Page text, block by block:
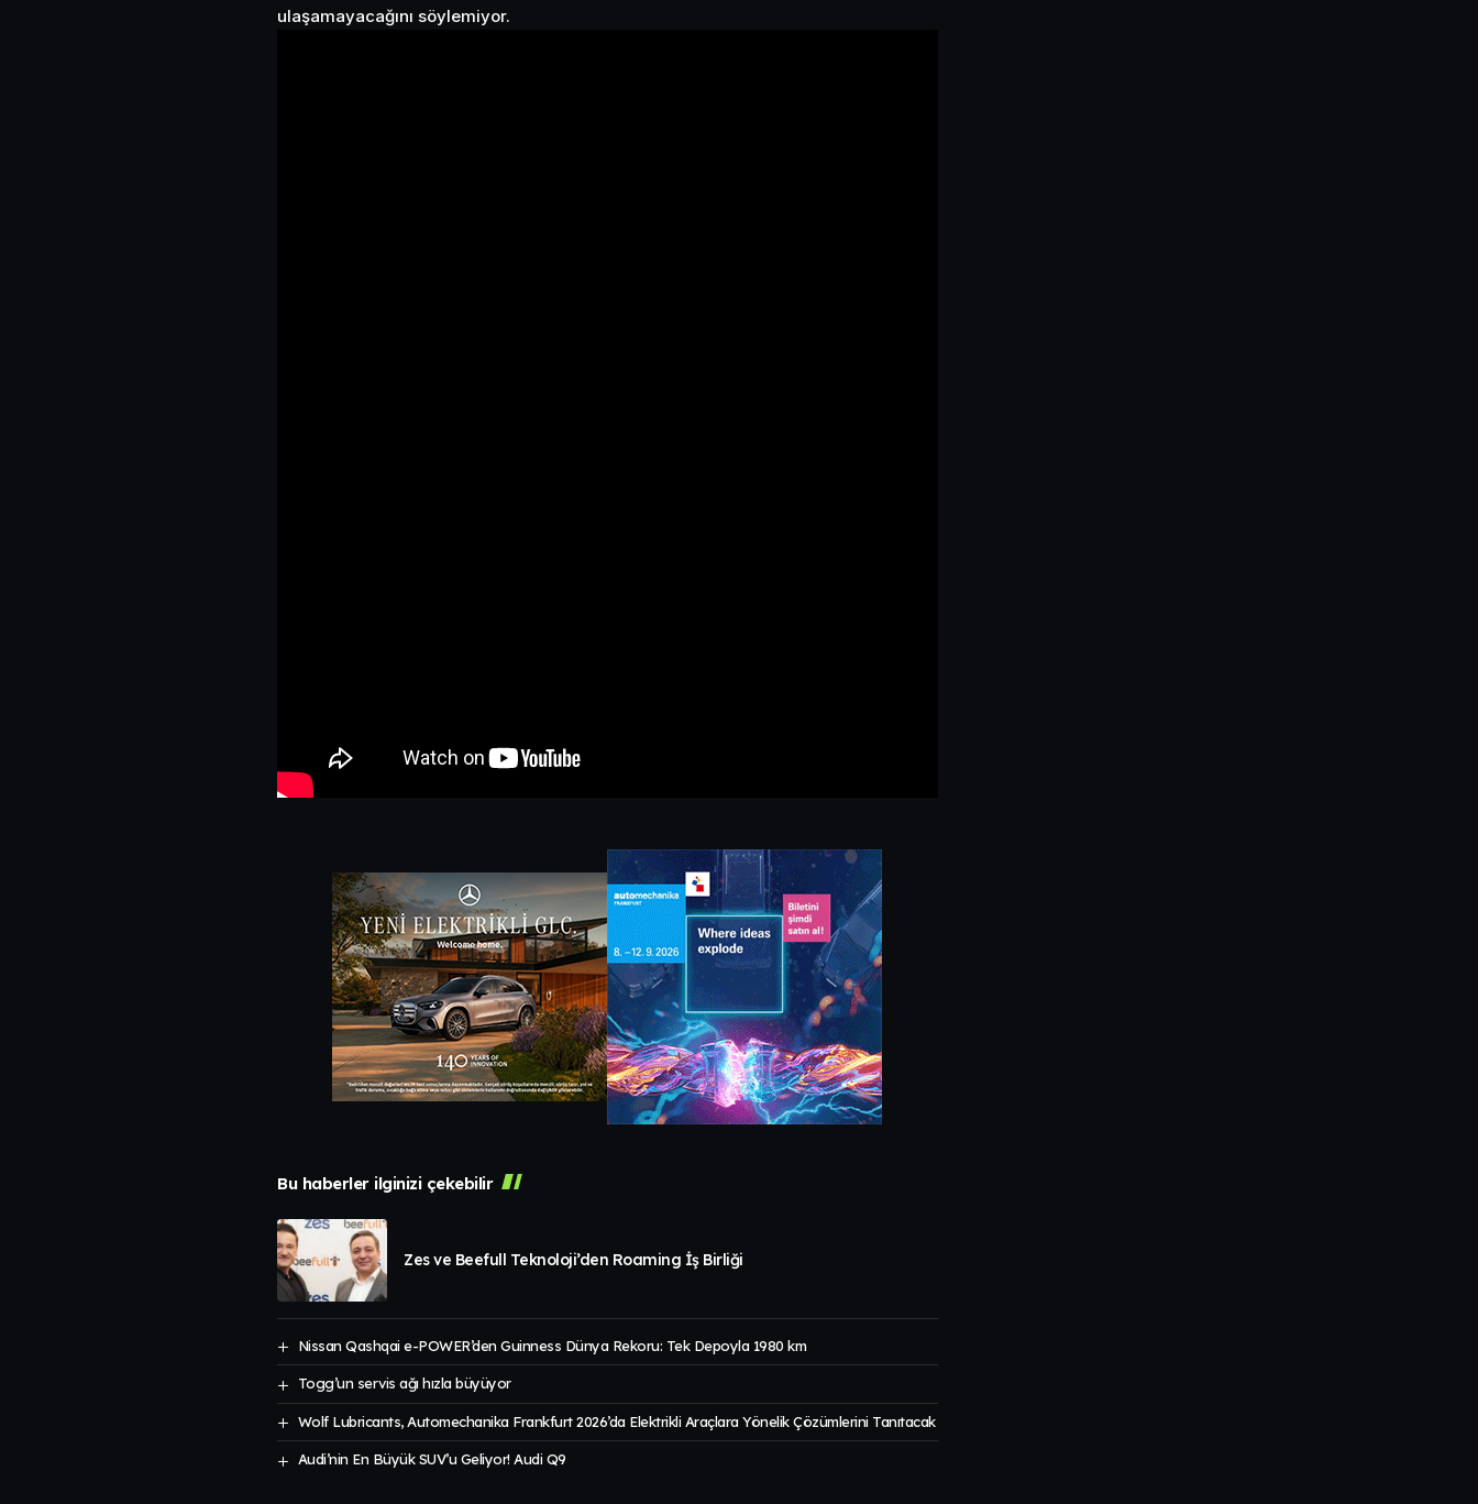
ulaşamayacağını söylemiyor.
Bu haberler ilginizi çekebilir
Zes ve Beefull Teknoloji’den Roaming İş Birliği
Nissan Qashqai e-POWER’den Guinness Dünya Rekoru: Tek Depoyla 1980 km
Togg’un servis ağı hızla büyüyor
Wolf Lubricants, Automechanika Frankfurt 2026’da Elektrikli Araçlara Yönelik Çözümlerini Tanıtacak
Audi’nin En Büyük SUV’u Geliyor! Audi Q9